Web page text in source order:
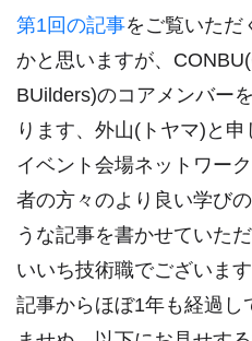
第1回の記事をご覧いただ
かと思いますが、
BUilders)のコアメンバー
ります、外山(トヤマ)と申
イベント会場ネットワー
者の方々のより良い学び
うな記事を書かせていた
いいち技術職でございま
記事からほぼ1年も経過し